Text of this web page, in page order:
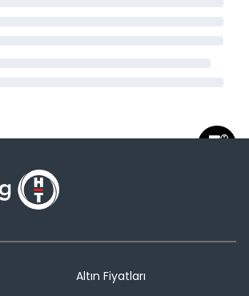
Altın Fiyatları